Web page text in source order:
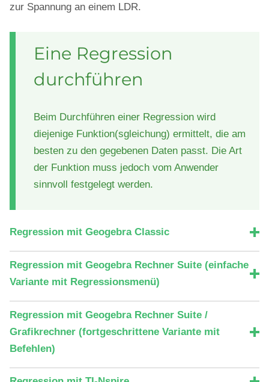
zur Spannung an einem LDR.
Eine Regression
durchführen
Beim Durchführen einer Regression wird
diejenige Funktion(sgleichung) ermittelt, die am
besten zu den gegebenen Daten passt. Die Art
der Funktion muss jedoch vom Anwender
sinnvoll festgelegt werden.
Regression mit Geogebra Classic
Regression mit Geogebra Rechner Suite (einfache
Variante mit Regressionsmenü)
Regression mit Geogebra Rechner Suite /
Grafikrechner (fortgeschrittene Variante mit
Befehlen)